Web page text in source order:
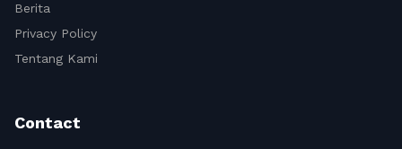
Berita
Privacy Policy
Tentang Kami
Contact